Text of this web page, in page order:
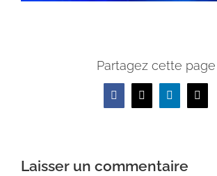
Partagez cette page
Facebook
X LinkedInEmail
Laisser un commentaire